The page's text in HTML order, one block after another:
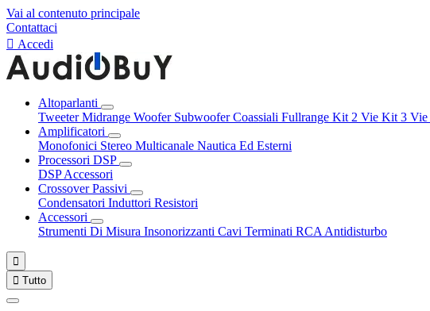
Vai al contenuto principale
Contattaci
 Accedi
Altoparlanti
TweeterMidrange Woofer SubwooferCoassiali Fullrange Kit 2 Vie Kit 3 Vie
Amplificatori
Monofonici Stereo Multicanale Nautica Ed Esterni
Processori DSP
DSP Accessori
Crossover Passivi
Condensatori Induttori Resistori
Accessori
Strumenti Di Misura Insonorizzanti Cavi Terminati RCA Antidisturbo

 Tutto